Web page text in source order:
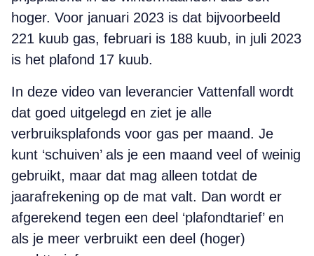
hoger. Voor januari 2023 is dat bijvoorbeeld
221 kuub gas, februari is 188 kuub, in juli 2023
is het plafond 17 kuub.
In deze video van leverancier Vattenfall wordt
dat goed uitgelegd en ziet je alle
verbruiksplafonds voor gas per maand. Je
kunt ‘schuiven’ als je een maand veel of weinig
gebruikt, maar dat mag alleen totdat de
jaarafrekening op de mat valt. Dan wordt er
afgerekend tegen een deel ‘plafondtarief’ en
als je meer verbruikt een deel (hoger)